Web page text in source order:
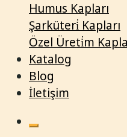
Humus Kapları
Şarküteri̇ Kapları
Özel Üreti̇m
Katalog
Blog
İletişim